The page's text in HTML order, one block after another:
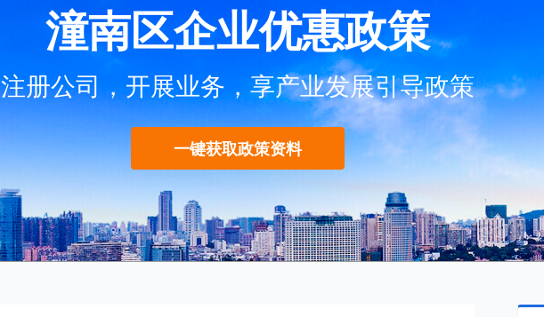
潼南区企业优惠政策
注册公司，开展业务，享产业发展引导政策
一键获取政策资料